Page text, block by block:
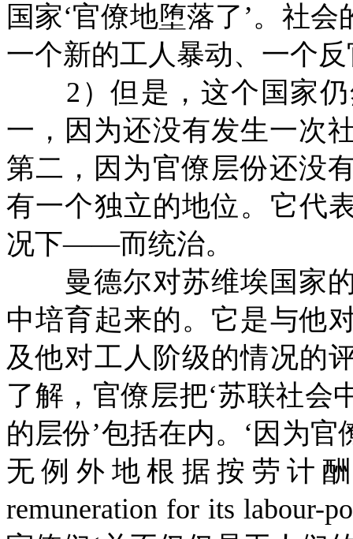
国家‘官僚地堕落了’。社
一个新的工人暴动、一个
2）但是，这个国家
一，因为还没有发生一次
第二，因为官僚层份还没
有一个独立的地位。它代
况下——而统治。
曼德尔对苏维埃国家的
中培育起来的。它是与
及他对工人阶级的情况
了解，官僚层把‘苏联社会
的层份’包括在内。‘因为
无例外地根据按劳计
remuneration for its